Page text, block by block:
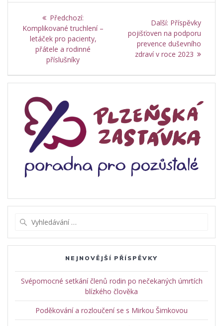
Navigace
pro
příspěvek
Předchozí:
příspěvek:
Komplikované truchlení –
letáček pro pacienty,
přátele a rodinné
příslušníky
Další: Další
příspěvek:
Příspěvky
pojišťoven na podporu
prevence duševního
zdraví v roce 2023
NEJNOVĚJŠÍ PŘÍSPĚVKY
Svépomocné setkání členů rodin po nečekaných úmrtích
blízkého člověka
Poděkování a rozloučení se s Mirkou Šimkovou